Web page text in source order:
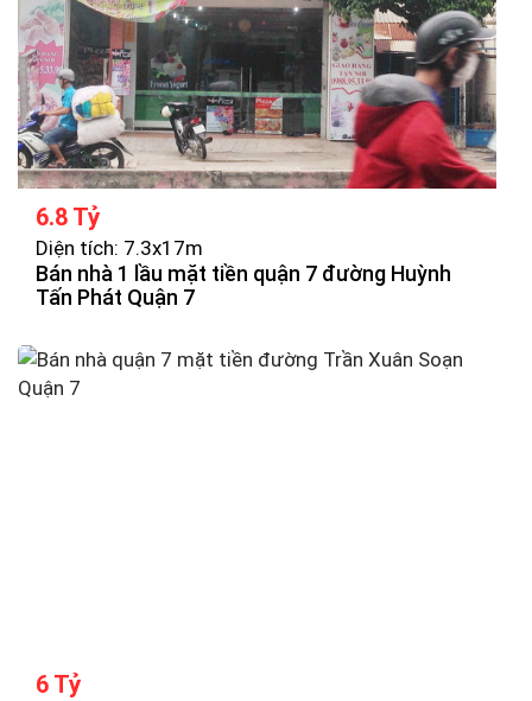
6.8 Tỷ
Diện tích: 7.3x17m
Bán nhà 1 lầu mặt tiền quận 7 đường Huỳnh
Tấn Phát Quận 7
6 Tỷ